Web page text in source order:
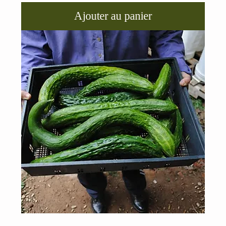
Ajouter au panier